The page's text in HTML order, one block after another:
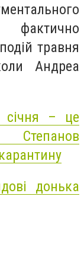
травня
Андреа
– це
донька